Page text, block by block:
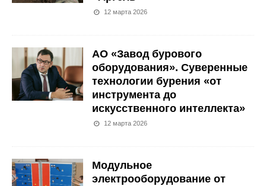
12 марта 2026
АО «Завод бурового
оборудования». Суверенные
технологии бурения «от
инструмента до
искусственного интеллекта»
12 марта 2026
Модульное
электрооборудование от